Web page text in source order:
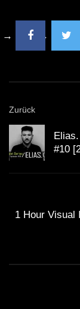
Zurück
#10
1 Hour Visual